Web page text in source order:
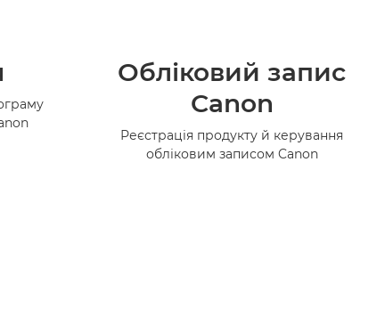
Обліковий запис
Canon
Реєстрація продукту й керування
обліковим записом Canon